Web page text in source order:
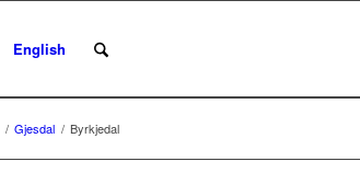
English
/ Gjesdal / Byrkjedal